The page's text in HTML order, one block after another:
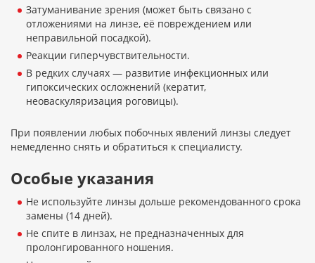
Затуманивание зрения (может быть связано с
отложениями на линзе, её повреждением или
неправильной посадкой).
Реакции гиперчувствительности.
В редких случаях — развитие инфекционных или
гипоксических осложнений (кератит,
неоваскуляризация роговицы).
При появлении любых побочных явлений линзы следует
немедленно снять и обратиться к специалисту.
Особые указания
Не используйте линзы дольше рекомендованного срока
замены (14 дней).
Не спите в линзах, не предназначенных для
пролонгированного ношения.